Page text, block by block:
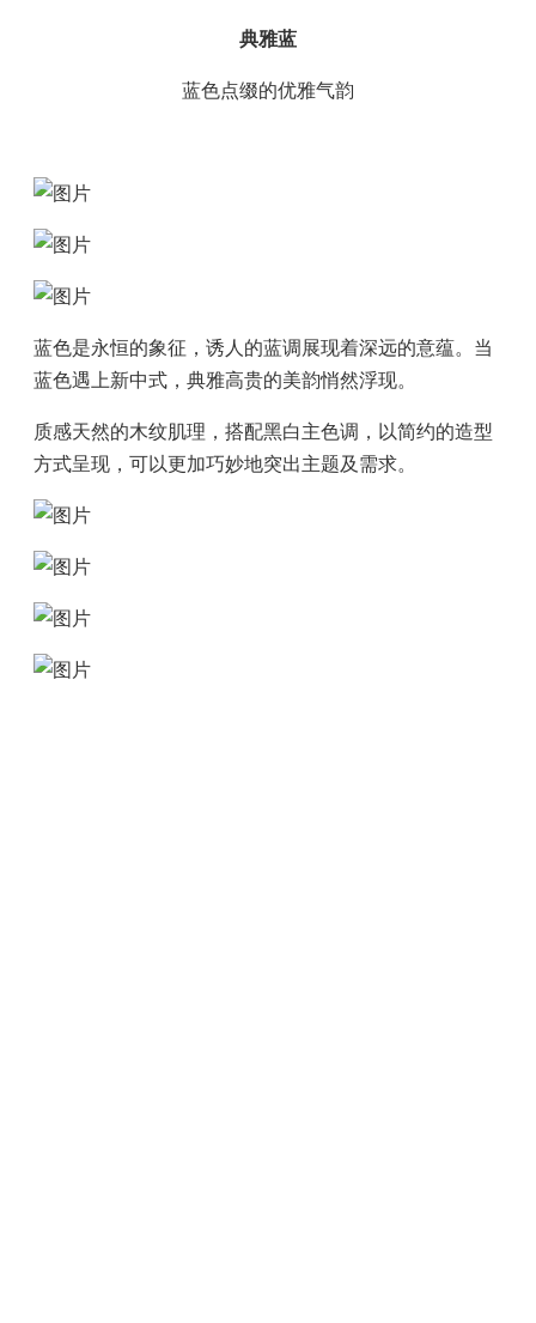
典雅蓝
蓝色点缀的优雅气韵
蓝色是永恒的象征，诱人的蓝调展现着深远的意蕴。当
蓝色遇上新中式，典雅高贵的美韵悄然浮现。
质感天然的木纹肌理，搭配黑白主色调，以简约的造型
方式呈现，可以更加巧妙地突出主题及需求。